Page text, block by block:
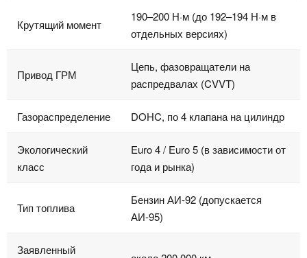
Крутящий момент
190–200 Н·м (до 192–194 Н·м в
отдельных версиях)
Привод ГРМ
Цепь, фазовращатели на
распредвалах (CVVT)
Газораспределение DOHC, по 4 клапана на цилиндр
Экологический
класс
Euro 4 / Euro 5 (в зависимости от
года и рынка)
Тип топлива
Бензин АИ‑92 (допускается
АИ‑95)
Заявленный